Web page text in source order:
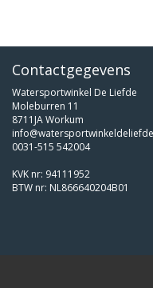
Contactgegevens
Watersportwinkel De Liefde
Moleburren 11
8711JA Workum
0031-515 542004
KVK nr: 94111952
BTW nr: NL866640204B01